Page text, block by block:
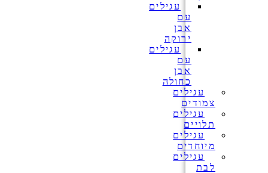
עגילים
עם
אבן
ירוקה
עגילים
עם
אבן
כחולה
עגילים
צמודים
עגילים
תלויים
עגילים
מיוחדים
עגילים
לבת